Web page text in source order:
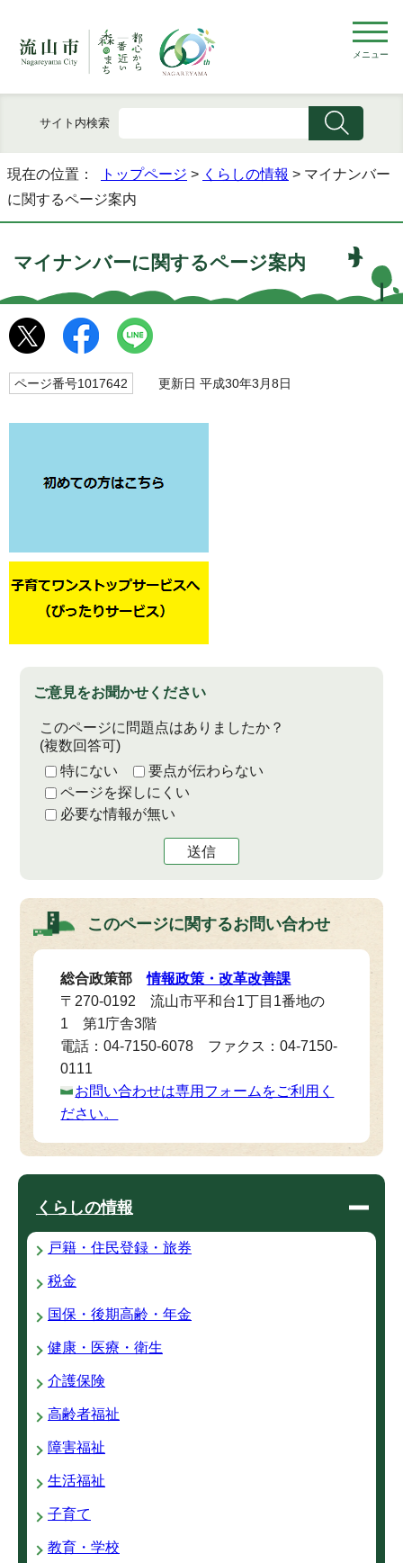
メニュー
サイト内検索
現在の位置： トップページ > くらしの情報 > マイナンバー
に関するページ案内
マイナンバーに関するページ案内
ページ番号1017642 更新日 平成30年3月8日
ご意見をお聞かせください
このページに問題点はありましたか？
(複数回答可)
特にない
要点が伝わらない
ページを探しにくい
必要な情報が無い
送信
このページに関するお問い合わせ
総合政策部情報政策・改革改善課
〒270-0192 流山市平和台1丁目1番地の
1 第1庁舎3階
電話：04-7150-6078 ファクス：04-7150-
0111
お問い合わせは専用フォームをご利用く
ださい。
くらしの情報
戸籍・住民登録・旅券
税金
国保・後期高齢・年金
健康・医療・衛生
介護保険
高齢者福祉
障害福祉
生活福祉
子育て
教育・学校